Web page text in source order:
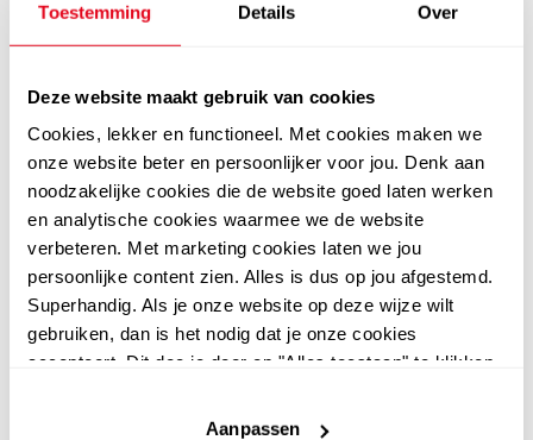
Toestemming Details Over
Deze website maakt gebruik van cookies
Cookies, lekker en functioneel. Met cookies maken we
onze website beter en persoonlijker voor jou. Denk aan
noodzakelijke cookies die de website goed laten werken
en analytische cookies waarmee we de website
verbeteren. Met marketing cookies laten we jou
persoonlijke content zien. Alles is dus op jou afgestemd.
Superhandig. Als je onze website op deze wijze wilt
gebruiken, dan is het nodig dat je onze cookies
accepteert. Dit doe je door op "Alles toestaan" te klikken.
website niet optimaal functioneert.
Aanpassen